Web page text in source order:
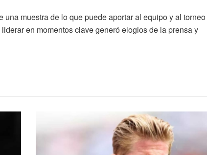
una muestra de lo que puede aportar al equipo y al torneo
en momentos clave generó elogios de la prensa y